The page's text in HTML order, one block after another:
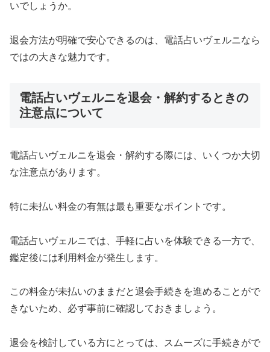
いでしょうか。
退会方法が明確で安心できるのは、電話占いヴェルニなら
ではの大きな魅力です。
電話占いヴェルニを退会・解約するときの
注意点について
電話占いヴェルニを退会・解約する際には、いくつか大切
な注意点があります。
特に未払い料金の有無は最も重要なポイントです。
電話占いヴェルニでは、手軽に占いを体験できる一方で、
鑑定後には利用料金が発生します。
この料金が未払いのままだと退会手続きを進めることがで
きないため、必ず事前に確認しておきましょう。
退会を検討している方にとっては、スムーズに手続きがで